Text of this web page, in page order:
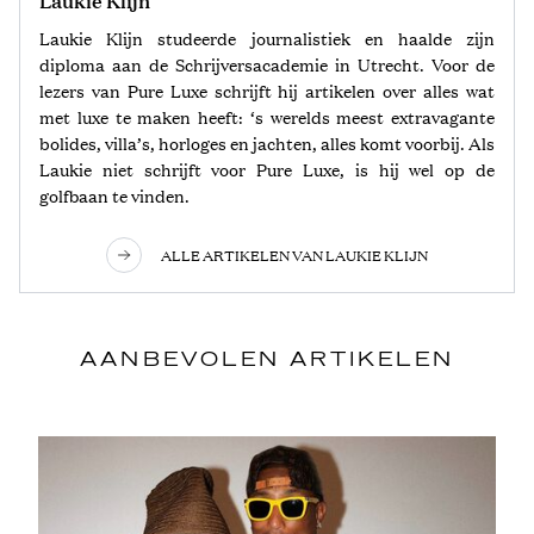
Laukie Klijn studeerde journalistiek en haalde zijn
diploma aan de Schrijversacademie in Utrecht. Voor de
lezers van Pure Luxe schrijft hij artikelen over alles wat
met luxe te maken heeft: ‘s werelds meest extravagante
bolides, villa’s, horloges en jachten, alles komt voorbij. Als
Laukie niet schrijft voor Pure Luxe, is hij wel op de
golfbaan te vinden.
ALLE ARTIKELEN VAN LAUKIE KLIJN
AANBEVOLEN ARTIKELEN